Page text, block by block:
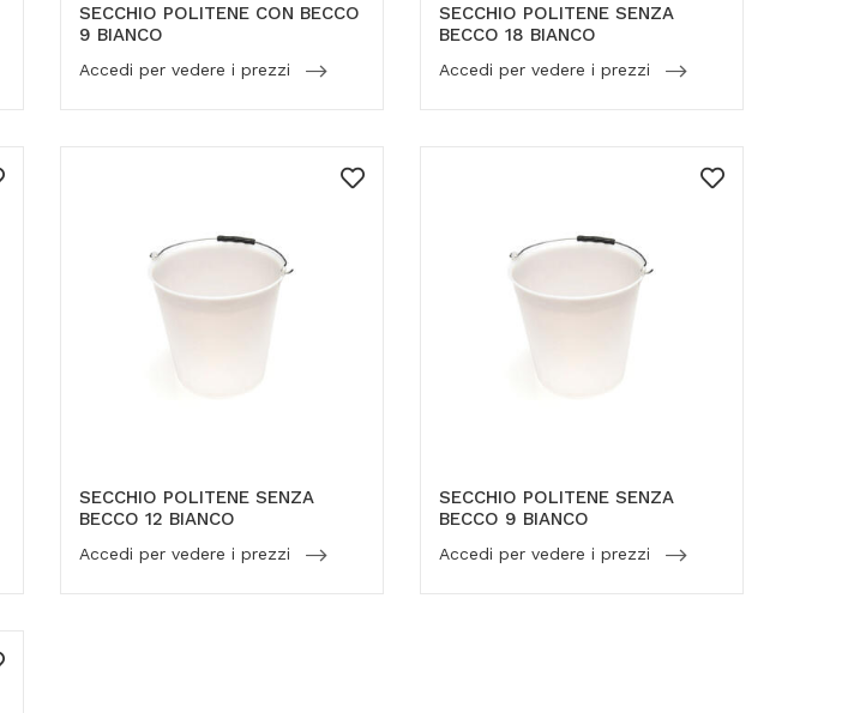
SECCHIO POLITENE CON BECCO
9 BIANCO
Accedi per vedere i prezzi
SECCHIO POLITENE SENZA
BECCO 18 BIANCO
Accedi per vedere i prezzi
SECCHIO POLITENE SENZA
BECCO 12 BIANCO
Accedi per vedere i prezzi
SECCHIO POLITENE SENZA
BECCO 9 BIANCO
Accedi per vedere i prezzi